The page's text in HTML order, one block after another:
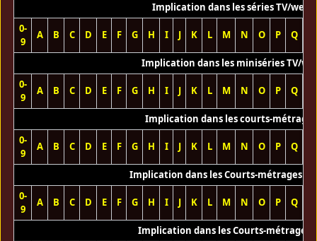
Implication dans les séries TV/web
0-
9
A B C D E F G H I J K L M N O P Q
Implication dans les miniséries TV/
0-
9
A B C D E F G H I J K L M N O P Q
Implication dans les courts-métrages
0-
9
A B C D E F G H I J K L M N O P Q
Implication dans les Courts-métrages
0-
9
A B C D E F G H I J K L M N O P Q
Implication dans les Courts-métrages